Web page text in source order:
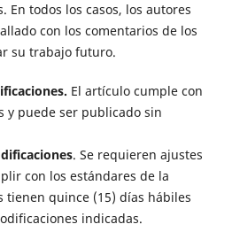
En todos los casos, los autores
con los comentarios de los
su trabajo futuro.
El artículo cumple con
y puede ser publicado sin
. Se requieren ajustes
con los estándares de la
tienen quince (15) días hábiles
indicadas.